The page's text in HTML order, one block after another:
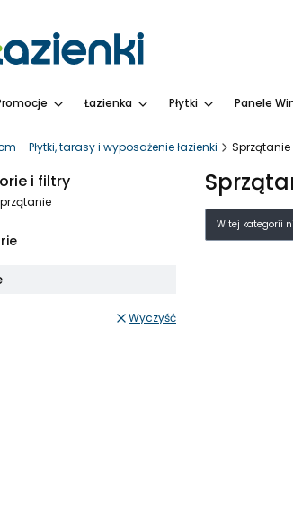
Łazienka Płytki Panele
– Płytki, tarasy i wyposażenie łazienki Sprzątanie
i filtry
Wyczyść
Lista
W tej kategorii